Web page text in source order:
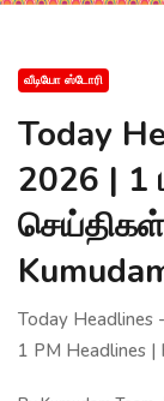
வீடியோ ஸ்டோரி
Today
2026 | 1
Today Headlines
1 PM Headlines |